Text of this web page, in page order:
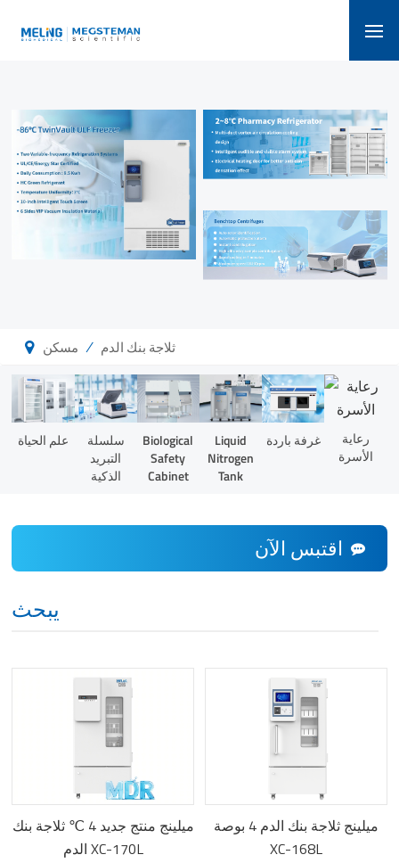
مسكن / ثلاجة بنك الدم
علم الحياة
سلسلة
التبريد
الذكية
Biological
Safety
Cabinet
Liquid
Nitrogen
Tank
غرفة باردة
رعاية
الأسرة
اقتبس الآن
يبحث
ميلينج منتج جديد 4 ℃ ثلاجة بنك
الدم XC-170L
ميلينج ثلاجة بنك الدم 4 بوصة
XC-168L